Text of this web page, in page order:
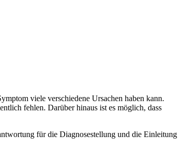
viele verschiedene Ursachen haben kann.
fehlen. Darüber hinaus ist es möglich, dass
für die Diagnosestellung und die Einleitung